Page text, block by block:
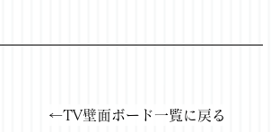
←TV壁面ボード一覧に戻る